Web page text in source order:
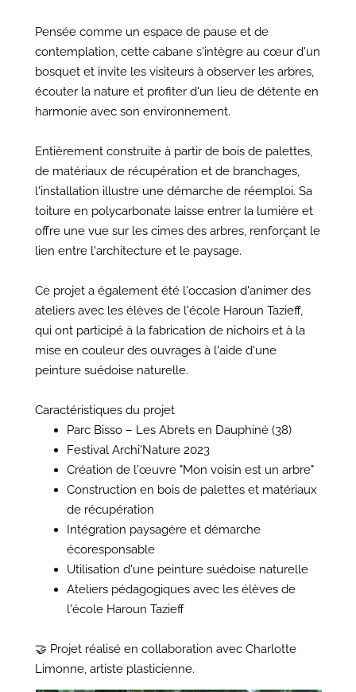
Pensée comme un espace de pause et de
contemplation, cette cabane s'intègre au cœur d'un
bosquet et invite les visiteurs à observer les arbres,
écouter la nature et profiter d'un lieu de détente en
harmonie avec son environnement.
Entièrement construite à partir de bois de palettes,
de matériaux de récupération et de branchages,
l'installation illustre une démarche de réemploi. Sa
toiture en polycarbonate laisse entrer la lumière et
offre une vue sur les cimes des arbres, renforçant le
lien entre l'architecture et le paysage.
Ce projet a également été l'occasion d'animer des
ateliers avec les élèves de l'école Haroun Tazieff,
qui ont participé à la fabrication de nichoirs et à la
mise en couleur des ouvrages à l'aide d'une
peinture suédoise naturelle.
Caractéristiques du projet
Parc Bisso – Les Abrets en Dauphiné (38)
Festival Archi'Nature 2023
Création de l'œuvre "Mon voisin est un arbre"
Construction en bois de palettes et matériaux
de récupération
Intégration paysagère et démarche
écoresponsable
Utilisation d'une peinture suédoise naturelle
Ateliers pédagogiques avec les élèves de
l'école Haroun Tazieff
🤝 Projet réalisé en collaboration avec Charlotte
Limonne, artiste plasticienne.